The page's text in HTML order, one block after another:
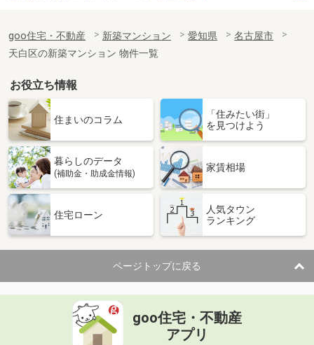
goo住宅・不動産 新築マンション 愛知県
名古屋市
天白区の新築マンション 物件一覧
お役立ち情報
住まいのコラム
「住みたい街」
を見つけよう
暮らしのデータ
(補助金・助成金情報)
家賃相場
住宅ローン
人気タウン
ランキング
ページトップに戻る
goo住宅・不動産
アプリ